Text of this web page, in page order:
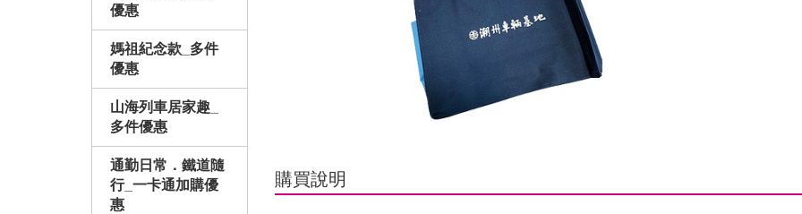
優惠
媽祖紀念款_多件
優惠
山海列車居家趣_
多件優惠
通勤日常．鐵道隨
行_一卡通加購優
惠
購買說明